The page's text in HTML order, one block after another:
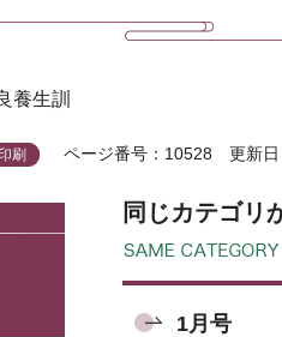
養生訓
刷 ページ番号：10528 更新
同じカテゴリ
1月号